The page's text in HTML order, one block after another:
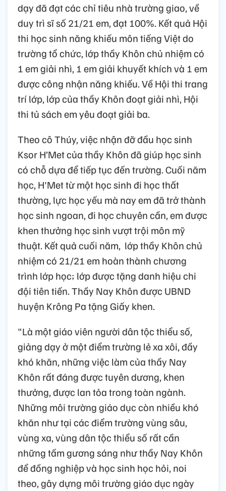
dạy đã đạt các chỉ tiêu nhà trường giao, về
duy trì sĩ số 21/21 em, đạt 100%. Kết quả Hội
thi học sinh năng khiếu môn tiếng Việt do
trường tổ chức, lớp thầy Khôn chủ nhiệm có
1 em giải nhì, 1 em giải khuyết khích và 1 em
được công nhận năng khiếu. Về Hội thi trang
trí lớp, lớp của thầy Khôn đoạt giải nhì, Hội
thi tủ sách em yêu đoạt giải ba.
Theo cô Thúy, việc nhận đỡ đầu học sinh
Ksor H’Met của thầy Khôn đã giúp học sinh
có chỗ dựa để tiếp tục đến trường. Cuối năm
học, H'Met từ một học sinh đi học thất
thường, lực học yếu mà nay em đã trở thành
học sinh ngoan, đi học chuyên cần, em được
khen thưởng học sinh vượt trội môn mỹ
thuật. Kết quả cuối năm, lớp thầy Khôn chủ
nhiệm có 21/21 em hoàn thành chương
trình lớp học; lớp được tặng danh hiệu chi
đội tiên tiến. Thầy Nay Khôn được UBND
huyện Krông Pa tặng Giấy khen.
"Là một giáo viên người dân tộc thiểu số,
giảng dạy ở một điểm trường lẻ xa xôi, đầy
khó khăn, những việc làm của thầy Nay
Khôn rất đáng được tuyên dương, khen
thưởng, được lan tỏa trong toàn ngành.
Những môi trường giáo dục còn nhiều khó
khăn như tại các điểm trường vùng sâu,
vùng xa, vùng dân tộc thiểu số rất cần
những tấm gương sáng như thầy Nay Khôn
để đồng nghiệp và học sinh học hỏi, noi
theo, gây dựng môi trường giáo dục ngày